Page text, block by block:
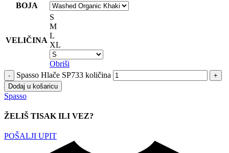
BOJA
VELIČINA
S
M
L
XL
Obriši
Spasso Hlače SP733 količina
Dodaj u košaricu
Spasso
ŽELIŠ TISAK ILI VEZ?
POŠALJI UPIT